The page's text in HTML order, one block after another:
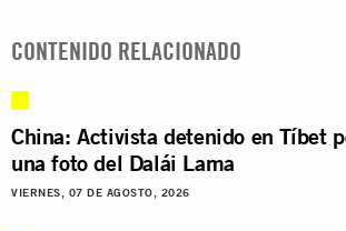
CONTENIDO RELACIONADO
China: Activista detenido en Tíbet
una foto del Dalái Lama
VIERNES, 07 DE AGOSTO, 2026